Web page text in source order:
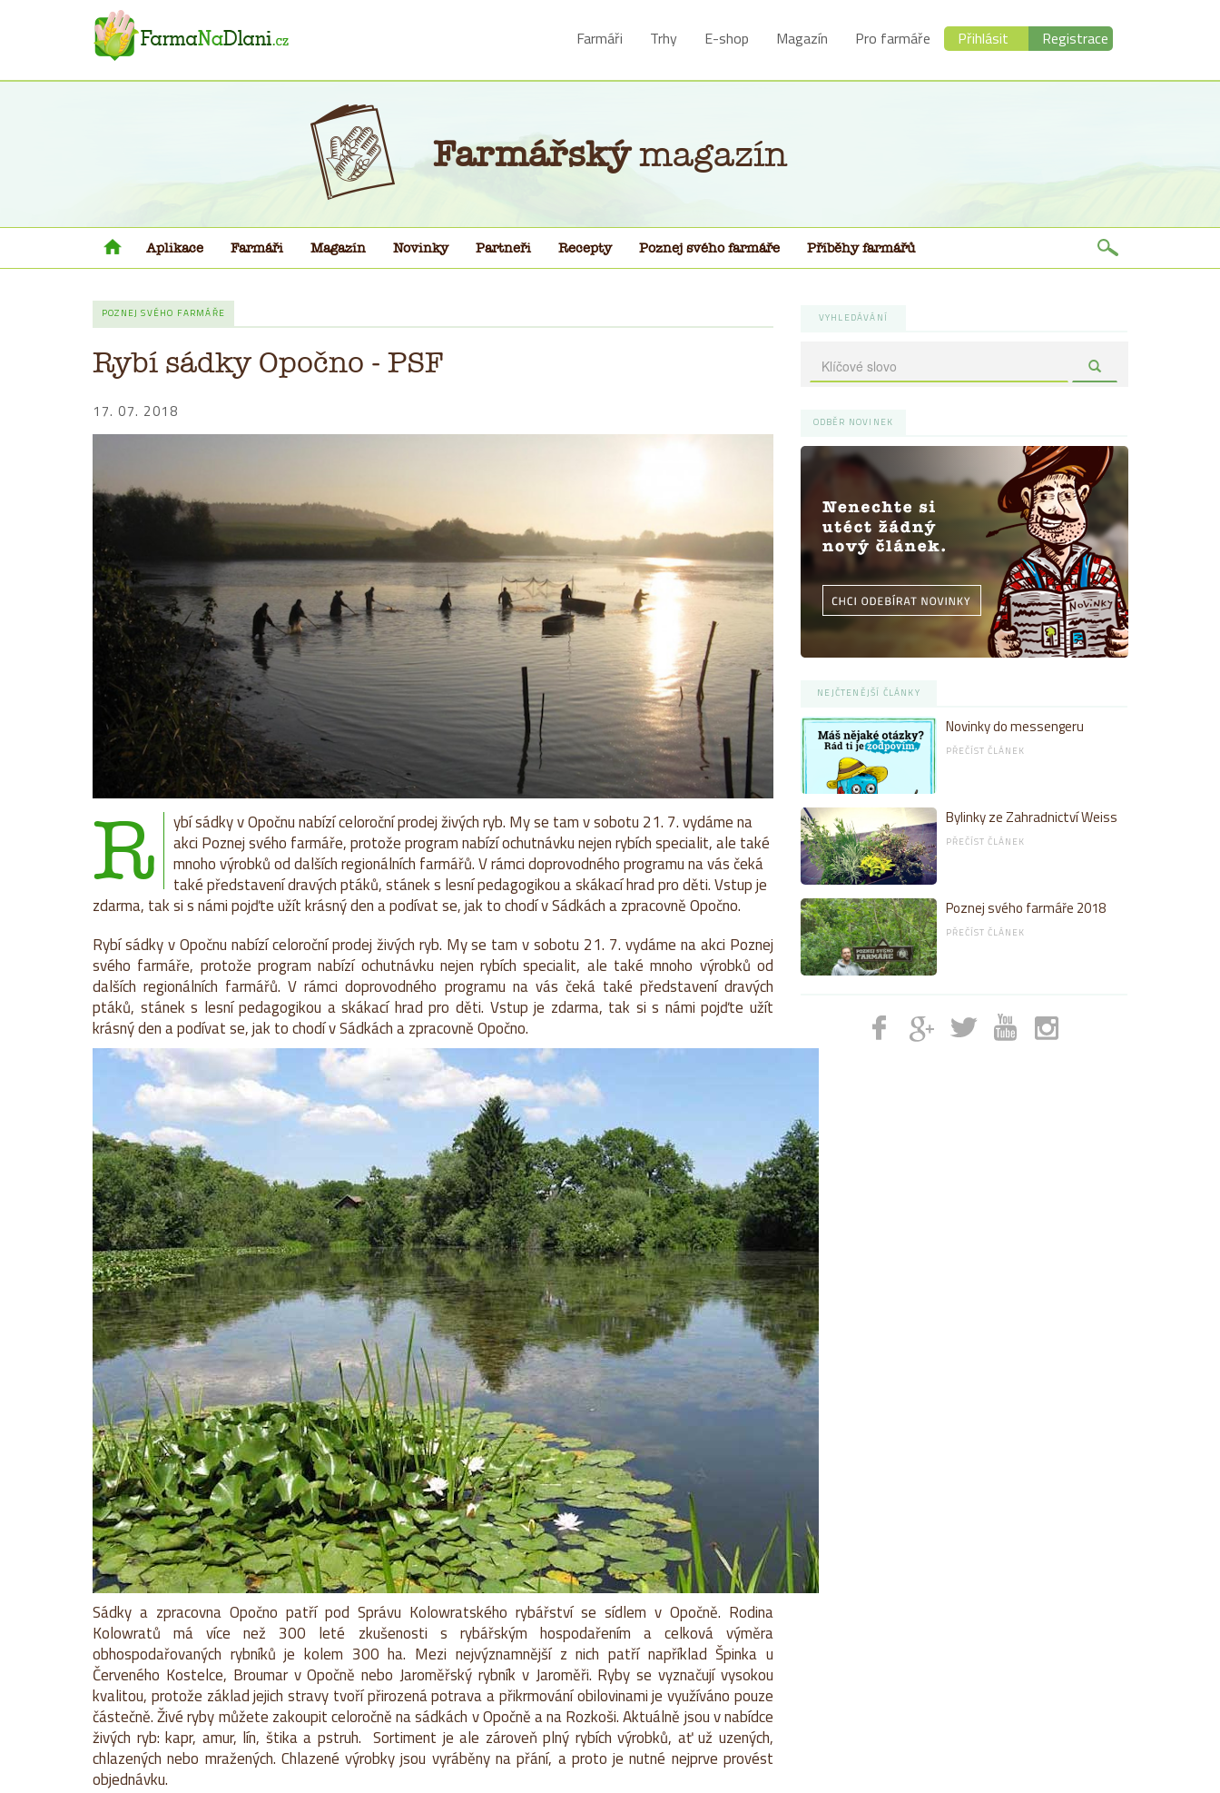
Farmáři Trhy E-shop Magazín Pro farmáře Přihlásit Registrace
Farmářskýmagazín
Aplikace Farmáři Magazín Novinky Partneři Recepty Poznej svého farmáře Příběhy farmářů
POZNEJ SVÉHO FARMÁŘE
Rybí sádky Opočno - PSF
17. 07. 2018
R
ybí sádky v Opočnu nabízí celoroční prodej živých ryb. My se tam v sobotu 21. 7. vydáme na
akci Poznej svého farmáře, protože program nabízí ochutnávku nejen rybích specialit, ale také
mnoho výrobků od dalších regionálních farmářů. V rámci doprovodného programu na vás čeká
také představení dravých ptáků, stánek s lesní pedagogikou a skákací hrad pro děti. Vstup je
zdarma, tak si s námi pojďte užít krásný den a podívat se, jak to chodí v Sádkách a zpracovně Opočno.
Rybí sádky v Opočnu nabízí celoroční prodej živých ryb. My se tam v sobotu 21. 7. vydáme na akci Poznej
svého farmáře, protože program nabízí ochutnávku nejen rybích specialit, ale také mnoho výrobků od
dalších regionálních farmářů. V rámci doprovodného programu na vás čeká také představení dravých
ptáků, stánek s lesní pedagogikou a skákací hrad pro děti. Vstup je zdarma, tak si s námi pojďte užít
krásný den a podívat se, jak to chodí v Sádkách a zpracovně Opočno.
Sádky a zpracovna Opočno patří pod Správu Kolowratského rybářství se sídlem v Opočně. Rodina
Kolowratů má více než 300 leté zkušenosti s rybářským hospodařením a celková výměra
obhospodařovaných rybníků je kolem 300 ha. Mezi nejvýznamnější z nich patří například Špinka u
Červeného Kostelce, Broumar v Opočně nebo Jaroměřský rybník v Jaroměři. Ryby se vyznačují vysokou
kvalitou, protože základ jejich stravy tvoří přirozená potrava a přikrmování obilovinami je využíváno pouze
částečně. Živé ryby můžete zakoupit celoročně na sádkách v Opočně a na Rozkoši. Aktuálně jsou v nabídce
živých ryb: kapr, amur, lín, štika a pstruh. Sortiment je ale zároveň plný rybích výrobků, ať už uzených,
chlazených nebo mražených. Chlazené výrobky jsou vyráběny na přání, a proto je nutné nejprve provést
objednávku.
VYHLEDÁVÁNÍ
ODBĚR NOVINEK
NEJČTENĚJŠÍ ČLÁNKY
Novinky do messengeru
PŘEČÍST ČLÁNEK
Bylinky ze Zahradnictví Weiss
PŘEČÍST ČLÁNEK
Poznej svého farmáře 2018
PŘEČÍST ČLÁNEK